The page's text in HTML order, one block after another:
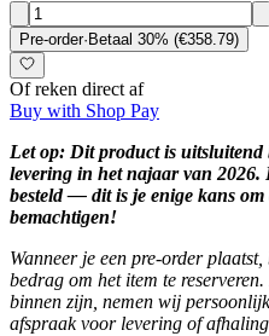
Pre-order· Betaal 30% (€358.79)
Of reken direct af
Buy with Shop Pay
Let op: Dit product is
levering in het najaar van
besteld — dit is je enige kans om
bemachtigen!
Wanneer je een pre-order
bedrag om het item te
binnen zijn, nemen wij
afspraak voor levering of